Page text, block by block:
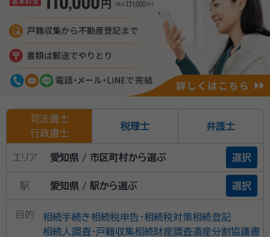
司法書士
行政書士
税理士 弁護士
エリア 愛知県 / 市区町村から選ぶ 選択
駅 愛知県 / 駅から選ぶ 選択
目的 相続手続き相続税申告・相続税対策相続登記
相続人調査・戸籍収集相続財産調査遺産分割協議書